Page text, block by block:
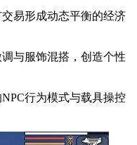
易形成动态平衡的经济
与服饰混搭，创造个性
行为模式与载具操控